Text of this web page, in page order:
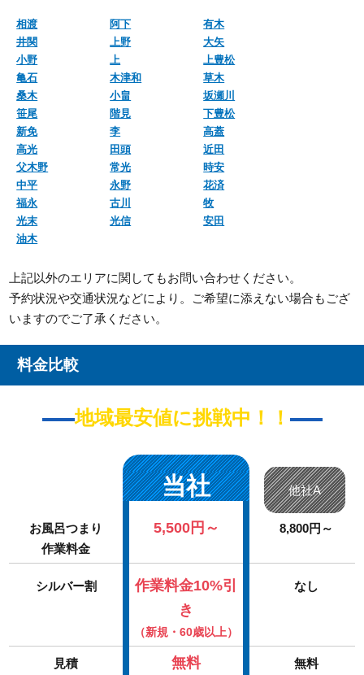
相渡 阿下
有木
井関
上野
大矢
小野
上
上豊松
亀石
木津和
草木
桑木
小畠
坂瀬川
笹尾
階見
下豊松
新免
李
高蓋
高光
田頭
近田
父木野
常光
時安
中平
永野
花済
福永
古川
牧
光末
光信
安田
油木
上記以外のエリアに関してもお問い合わせください。
予約状況や交通状況などにより。ご希望に添えない場合もござ
いますのでご了承ください。
料金比較
地域最安値に挑戦中！！
当社 他社A
お風呂つまり
作業料金
5,500円～ 8,800円～
シルバー割
作業料金10%引
き
（新規・60歳以上）
なし
見積 無料 無料